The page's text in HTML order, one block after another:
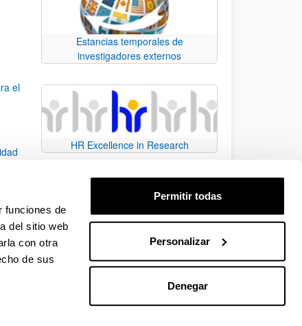
funciones de
del sitio web
con otra
de sus
Permitir todas
Personalizar
Denegar
el
para desplazarse.
Estancias temporales de
investigadores externos
HR Excellence in Research